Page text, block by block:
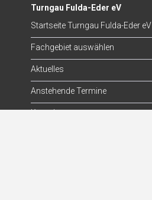
Turngau Fulda-Eder eV
Startseite Turngau Fulda-Eder eV
Fachgebiet auswählen
Aktuelles
Anstehende Termine
Kontakt